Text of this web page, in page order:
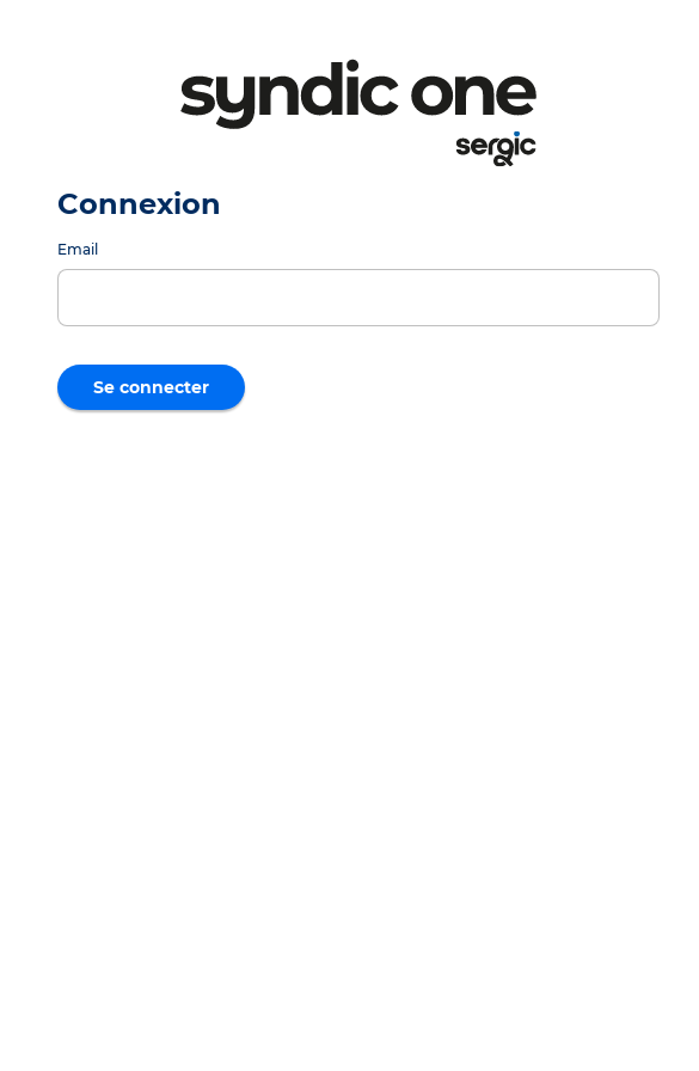
Connexion
Email
Se connecter